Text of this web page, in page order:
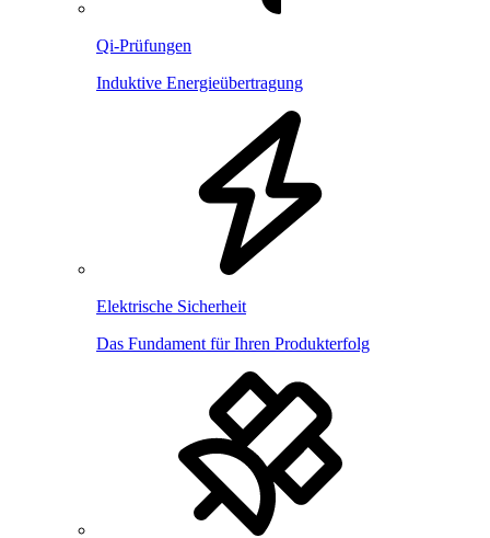
Qi-Prüfungen
Induktive Energieübertragung
Elektrische Sicherheit
Das Fundament für Ihren Produkterfolg